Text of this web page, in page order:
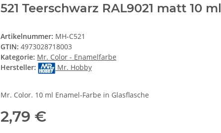
521 Teerschwarz RAL9021 matt 10 ml
Artikelnummer: MH-C521
GTIN: 4973028718003
Kategorie: Mr. Color - Enamelfarbe
Hersteller:
Mr. Hobby
Mr. Color. 10 ml Enamel-Farbe in Glasflasche
2,79 €